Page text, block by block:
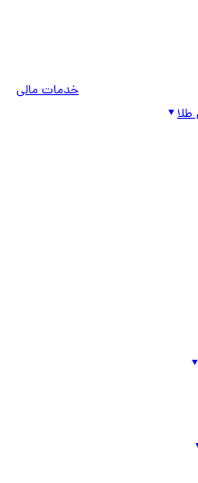
خدمات مالی